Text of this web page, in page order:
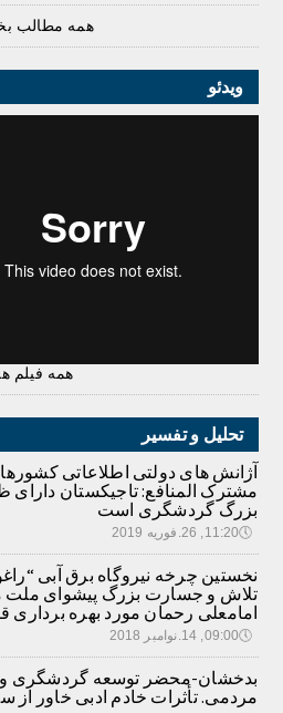
همه مطالب
ویدئو
همه فیلم
تحلیل و تفسیر
آژانش های دولتی اطلاعاتی
مشترک المنافع: تاجیکستان
بزرگ گردشگری است
🕔11:20, 26.فوریه 2019
نخستین چرخه نیروگاه برق آبی
تلاش و جسارت بزرگ پیشوای ملت
امامعلی رحمان مورد بهره برداری
🕔09:00, 14.نوامبر 2018
بدخشان-محضر توسعه گردشگری و
مردمی. تأثرات خادم ادبی خاور از